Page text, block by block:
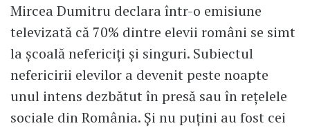
Mircea Dumitru declara într-o emisiune
televizată că 70% dintre elevii români se simt
la școală nefericiți și singuri. Subiectul
nefericirii elevilor a devenit peste noapte
unul intens dezbătut în presă sau în rețelele
sociale din România. Și nu puțini au fost cei